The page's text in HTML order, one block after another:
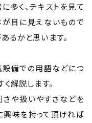
多く、テキストを見て
が目に見えないもので
るかと思います。
備での用語などにつ
解説します。
や扱いやすさなどを
興味を持って頂ければ